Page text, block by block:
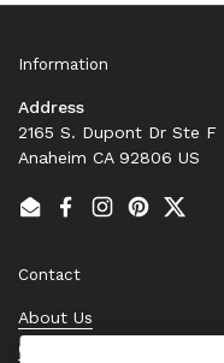
Information
Address
2165 S. Dupont Dr Ste F
Anaheim CA 92806 US
EmailFacebook
Instagram
PinterestTwitter
Contact
About Us
Contact Us